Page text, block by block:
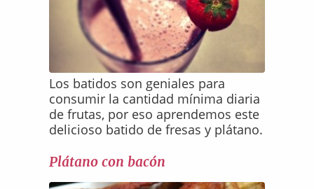
Los batidos son geniales para
consumir la cantidad mínima diaria
de frutas, por eso aprendemos este
delicioso batido de fresas y plátano.
Plátano con bacón